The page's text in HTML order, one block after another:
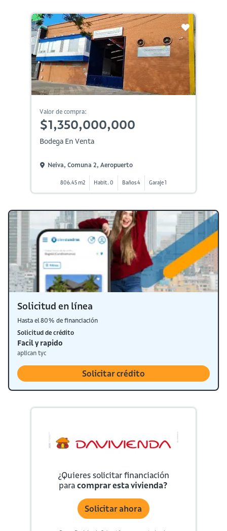
Valor de compra:
$1,350,000,000
Bodega En Venta
Neiva, Comuna 2, Aeropuerto
806.45 m2 Habit. 0 Baños 4 Garaje 1
Solicitud en línea
Hasta el 80% de financiación
Solicitud de crédito
Facil y rapido
aplican tyc
Solicitar crédito
¿Quieres solicitar financiación
paracomprar esta vivienda?
Solicitar ahora